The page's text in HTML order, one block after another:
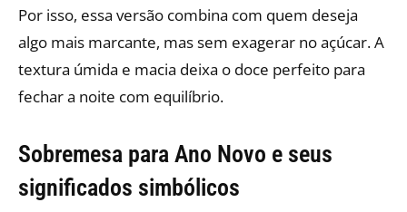
Por isso, essa versão combina com quem deseja
algo mais marcante, mas sem exagerar no açúcar. A
textura úmida e macia deixa o doce perfeito para
fechar a noite com equilíbrio.
Sobremesa para Ano Novo e seus
significados simbólicos